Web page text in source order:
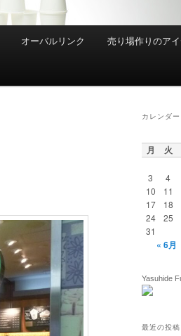
オーバルリンク 売り場作りのア
カレンダー
月 火
3
4
10
11
17
18
24
25
31
« 6月
Yasuhide
最近の投稿